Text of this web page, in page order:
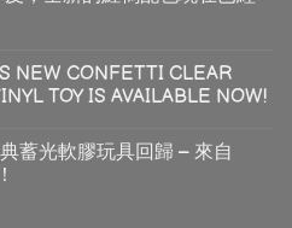
NEW CONFETTI CLEAR
TOY IS AVAILABLE NOW!
蓄光軟膠玩具回歸 – 來自